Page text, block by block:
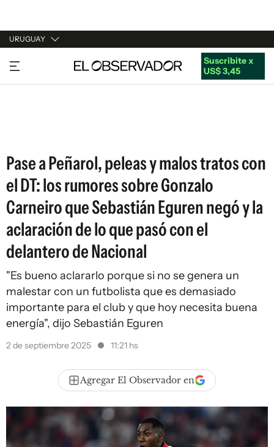
URUGUAY
URUGUAY
ARGENTINA
Suscribite x
US$ 3,45
Pase a Peñarol, peleas y malos tratos con
el DT: los rumores sobre Gonzalo
Carneiro que Sebastián Eguren negó y la
aclaración de lo que pasó con el
delantero de Nacional
"Es bueno aclararlo porque si no se genera un
malestar con un futbolista que es demasiado
importante para el club y que hoy necesita buena
energía", dijo Sebastián Eguren
2 de septiembre 2025 11:21 hs
Agregar El Observador en